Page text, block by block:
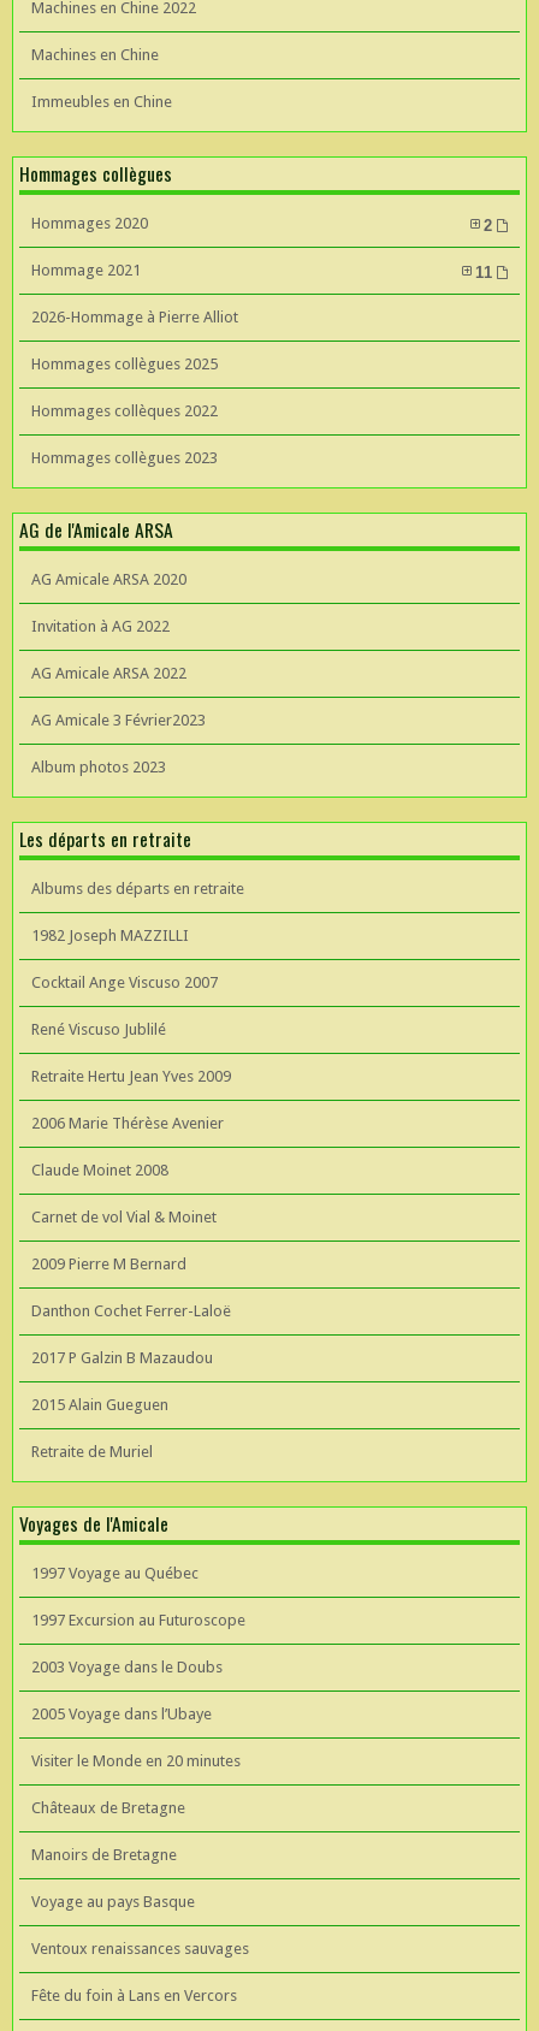
Machines en Chine 2022
Machines en Chine
Immeubles en Chine
Hommages collègues
Hommages 2020 2
Hommage 2021 11
2026-Hommage à Pierre Alliot
Hommages collègues 2025
Hommages collèques 2022
Hommages collègues 2023
AG de l'Amicale ARSA
AG Amicale ARSA 2020
Invitation à AG 2022
AG Amicale ARSA 2022
AG Amicale 3 Février2023
Album photos 2023
Les départs en retraite
Albums des départs en retraite
1982 Joseph MAZZILLI
Cocktail Ange Viscuso 2007
René Viscuso Jublilé
Retraite Hertu Jean Yves 2009
2006 Marie Thérèse Avenier
Claude Moinet 2008
Carnet de vol Vial & Moinet
2009 Pierre M Bernard
Danthon Cochet Ferrer-Laloë
2017 P Galzin B Mazaudou
2015 Alain Gueguen
Retraite de Muriel
Voyages de l'Amicale
1997 Voyage au Québec
1997 Excursion au Futuroscope
2003 Voyage dans le Doubs
2005 Voyage dans l’Ubaye
Visiter le Monde en 20 minutes
Châteaux de Bretagne
Manoirs de Bretagne
Voyage au pays Basque
Ventoux renaissances sauvages
Fête du foin à Lans en Vercors